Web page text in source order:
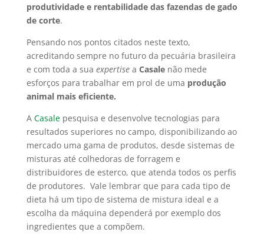
produtividade e rentabilidade das fazendas de gado
de corte.
Pensando nos pontos citados neste texto,
acreditando sempre no futuro da pecuária brasileira
e com toda a sua expertisea Casale não mede
esforços para trabalhar em prol de uma produção
animal mais eficiente.
A Casalepesquisa e desenvolve tecnologias para
resultados superiores no campo, disponibilizando ao
mercado uma gama de produtos, desde sistemas de
misturas até colhedoras de forragem e
distribuidores de esterco, que atenda todos os perfis
de produtores. Vale lembrar que para cada tipo de
dieta há um tipo de sistema de mistura ideal e a
escolha da máquina dependerá por exemplo dos
ingredientes que a compõem.